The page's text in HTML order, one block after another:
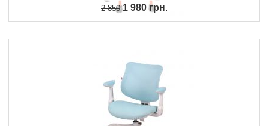
2 8501 980 грн.